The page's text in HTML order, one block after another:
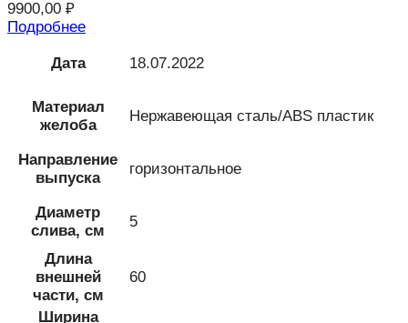
9900,00 ₽
Подробнее
Дата 18.07.2022
Материал
желоба
Нержавеющая сталь/ABS пластик
Направление
выпуска
горизонтальное
Диаметр
слива, см
5
Длина
внешней
части, см
60
Ширина